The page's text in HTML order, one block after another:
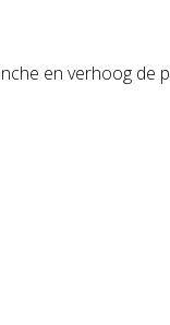
en verhoog de